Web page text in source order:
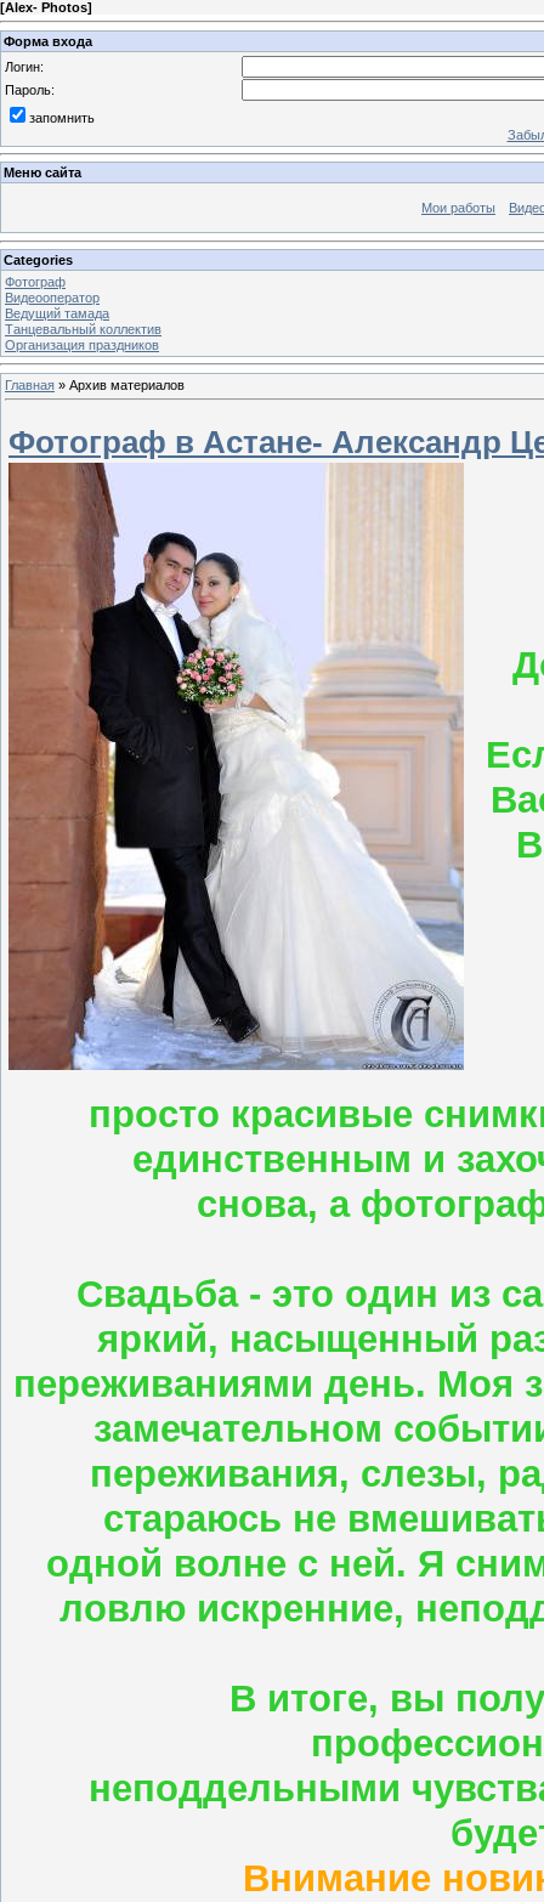
[Alex- Photos]
Форма входа
Логин:
Пароль:
запомнить
Меню сайта
Мои работы
Categories
Фотограф
Видеооператор
Ведущий тамада
Танцевальный коллектив
Организация праздников
Главная » Архив материалов
Фотограф в Астане- Александр
просто красивые
единственным и
снова, а
Свадьба - это один из
яркий, насыщенный
переживаниями день. Моя
замечательном
переживания, слезы,
стараюсь не
одной волне с ней. Я
ловлю искренние,
В итоге, вы
неподдельными
Внимание